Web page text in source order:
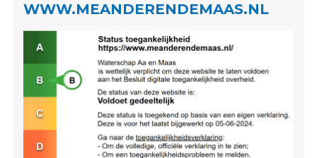
WWW.MEANDERENDEMAAS.NL